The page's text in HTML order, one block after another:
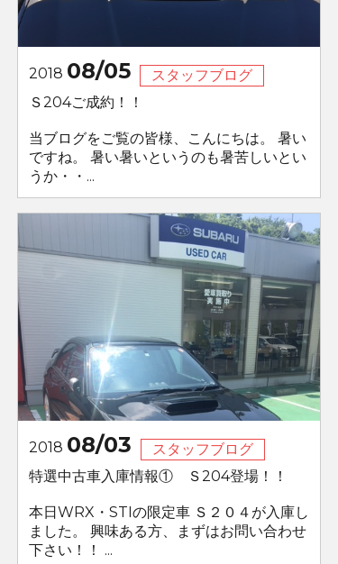
2018 08/05
スタッフブログ
Ｓ204ご成約！！
当ブログをご覧の皆様、こんにちは。 暑い
ですね。 暑い暑いというのも暑苦しいとい
うか・・...
2018 08/03
スタッフブログ
特選中古車入庫情報① Ｓ204登場！！
本日WRX・STIの限定車 Ｓ２０４が入庫し
ました。 興味ある方、まずはお問い合わせ
下さい！！ ...